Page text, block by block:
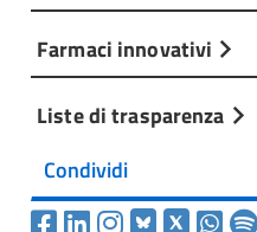
Farmaci innovativi
Liste di trasparenza
Condividi